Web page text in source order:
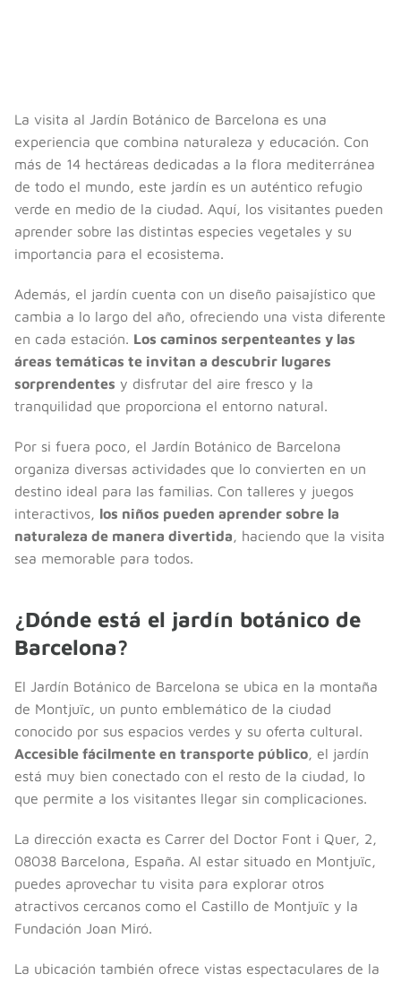
La visita al Jardín Botánico de Barcelona es una
experiencia que combina naturaleza y educación. Con
más de 14 hectáreas dedicadas a la flora mediterránea
de todo el mundo, este jardín es un auténtico refugio
verde en medio de la ciudad. Aquí, los visitantes pueden
aprender sobre las distintas especies vegetales y su
importancia para el ecosistema.
Además, el jardín cuenta con un diseño paisajístico que
cambia a lo largo del año, ofreciendo una vista diferente
en cada estación. Los caminos serpenteantes y las
áreas temáticas te invitan a descubrir lugares
sorprendentes y disfrutar del aire fresco y la
tranquilidad que proporciona el entorno natural.
Por si fuera poco, el Jardín Botánico de Barcelona
organiza diversas actividades que lo convierten en un
destino ideal para las familias. Con talleres y juegos
interactivos, los niños pueden aprender sobre la
naturaleza de manera divertida, haciendo que la visita
sea memorable para todos.
¿Dónde está el jardín botánico de
Barcelona?
El Jardín Botánico de Barcelona se ubica en la montaña
de Montjuïc, un punto emblemático de la ciudad
conocido por sus espacios verdes y su oferta cultural.
Accesible fácilmente en transporte público, el jardín
está muy bien conectado con el resto de la ciudad, lo
que permite a los visitantes llegar sin complicaciones.
La dirección exacta es Carrer del Doctor Font i Quer, 2,
08038 Barcelona, España. Al estar situado en Montjuïc,
puedes aprovechar tu visita para explorar otros
atractivos cercanos como el Castillo de Montjuïc y la
Fundación Joan Miró.
La ubicación también ofrece vistas espectaculares de la